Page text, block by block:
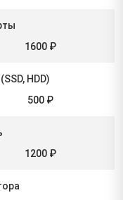
1600 ₽
HDD)
500 ₽
1200 ₽